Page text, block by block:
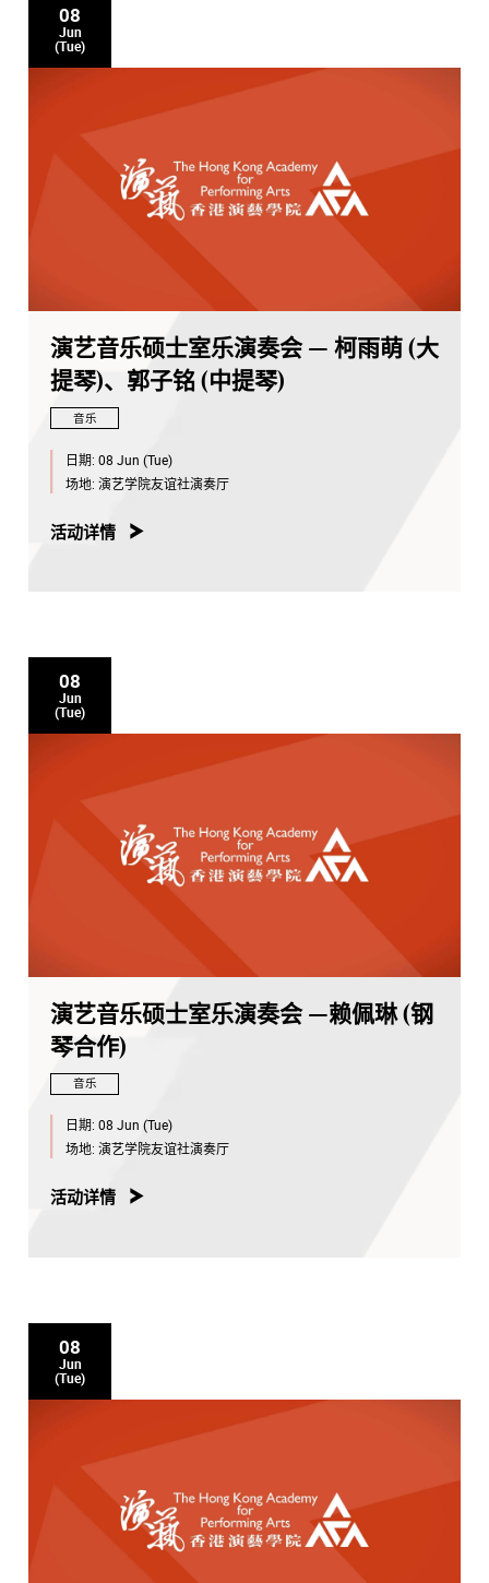
08
Jun
(Tue)
演艺音乐硕士室乐演奏会 — 柯雨萌 (大
提琴)、郭子铭 (中提琴)
音乐
日期: 08 Jun (Tue)
场地: 演艺学院友谊社演奏厅
活动详情
08
Jun
(Tue)
演艺音乐硕士室乐演奏会 —赖佩琳 (钢
琴合作)
音乐
日期: 08 Jun (Tue)
场地: 演艺学院友谊社演奏厅
活动详情
08
Jun
(Tue)